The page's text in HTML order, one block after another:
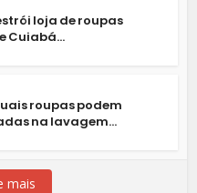
loja de roupas
Cuiabá...
roupas podem
na lavagem...
mais